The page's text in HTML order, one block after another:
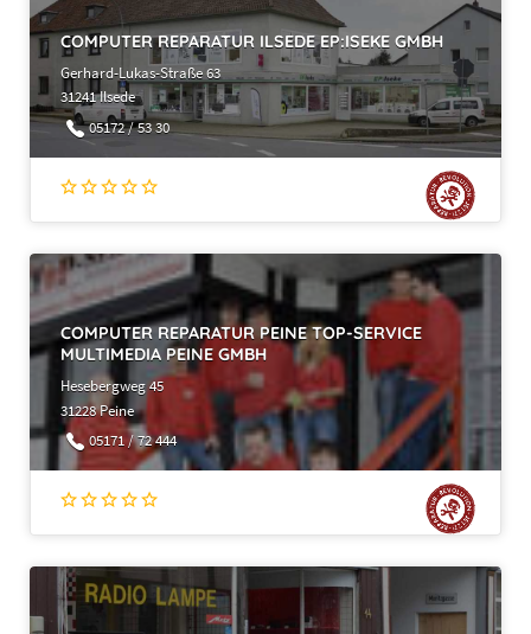
COMPUTER REPARATUR ILSEDE EP:ISEKE GMBH
Gerhard-Lukas-Straße 63
31241 Ilsede
05172 / 53 30
COMPUTER REPARATUR PEINE TOP-SERVICE
MULTIMEDIA PEINE GMBH
Hesebergweg 45
31228 Peine
05171 / 72 444